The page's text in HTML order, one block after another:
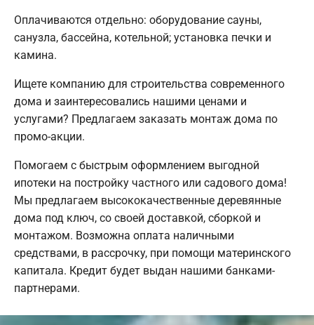
Оплачиваются отдельно: оборудование сауны,
санузла, бассейна, котельной; установка печки и
камина.
Ищете компанию для строительства современного
дома и заинтересовались нашими ценами и
услугами? Предлагаем заказать монтаж дома по
промо-акции.
Помогаем с быстрым оформлением выгодной
ипотеки на постройку частного или садового дома!
Мы предлагаем высококачественные деревянные
дома под ключ, со своей доставкой, сборкой и
монтажом. Возможна оплата наличными
средствами, в рассрочку, при помощи материнского
капитала. Кредит будет выдан нашими банками-
партнерами.